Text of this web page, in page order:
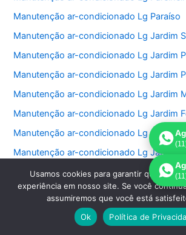
Manutenção ar-condicionado Lg Paraíso
Manutenção ar-condicionado Lg Jardim
Manutenção ar-condicionado Lg Jardim
Manutenção ar-condicionado Lg Jardim
Manutenção ar-condicionado Lg Jardim
Manutenção ar-condicionado Lg Jardim
Manutenção ar-condicionado Lg Jardim
Manutenção ar-condicionado Lg Jardim
Manutenção ar-condicionado Lg Jardim
Manutenção ar-condicionado Lg Jardim
Manutenção ar-condicionado Lg Jardim
Usamos cookies para garantir que
experiência em nosso site. Se você
assumiremos que você está
Ok
Política de